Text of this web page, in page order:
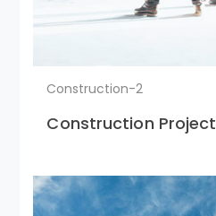
Construction-2
Construction Project